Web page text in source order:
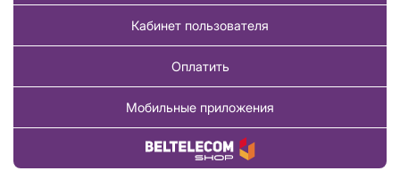
Кабинет пользователя
Оплатить
Мобильные приложения
Купить товар